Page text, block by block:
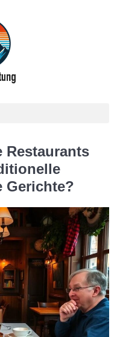
Restaurants
Gerichte?